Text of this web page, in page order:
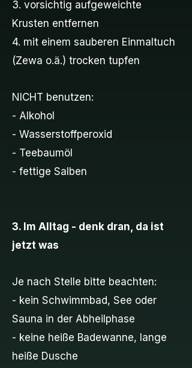
3. vorsichtig aufgeweichte
Krusten entfernen
4. mit einem sauberen Einmaltuch
(Zewa o.ä.) trocken tupfen
NICHT benutzen:
- Alkohol
- Wasserstoffperoxid
- Teebaumöl
- fettige Salben
3. Im Alltag - denk dran, da ist
jetzt was
Je nach Stelle bitte beachten:
- kein Schwimmbad, See oder
Sauna in der Abheilphase
- keine heiße Badewanne, lange
heiße Dusche